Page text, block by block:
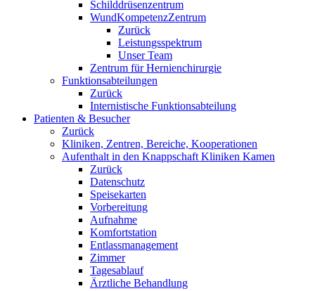
Schilddrüsenzentrum
WundKompetenzZentrum
Zurück
Leistungsspektrum
Unser Team
Zentrum für Hernienchirurgie
Funktionsabteilungen
Zurück
Internistische Funktionsabteilung
Patienten & Besucher
Zurück
Kliniken, Zentren, Bereiche, Kooperationen
Aufenthalt in den Knappschaft Kliniken Kamen
Zurück
Datenschutz
Speisekarten
Vorbereitung
Aufnahme
Komfortstation
Entlassmanagement
Zimmer
Tagesablauf
Ärztliche Behandlung